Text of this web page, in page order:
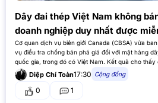
Dây đai thép Việt Nam không
doanh nghiệp duy nhất được
Cơ quan dịch vụ biên giới Canada (CBSA) vừa
vụ điều tra chống bán phá giá đối với mặt hàng
quốc gia, trong đó có Việt Nam. Kết quả cho
Diệp Chí Toàn17:30 Cộng đồng
0 1